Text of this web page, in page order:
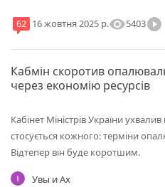
рази більше, ніж минулого
не холодно в квартирі, але у
нажерливими харями,
людей, нічого не міняється
все гірше і гірше в нашій країні.
62 16 жовтня 2025 р.visibility5403play_circle_filled
Кабмін скоротив
через економію ресурсів
Кабінет Міністрів України
стосується кожного: терміни
Відтепер він буде коротшим.
Увы и Ах